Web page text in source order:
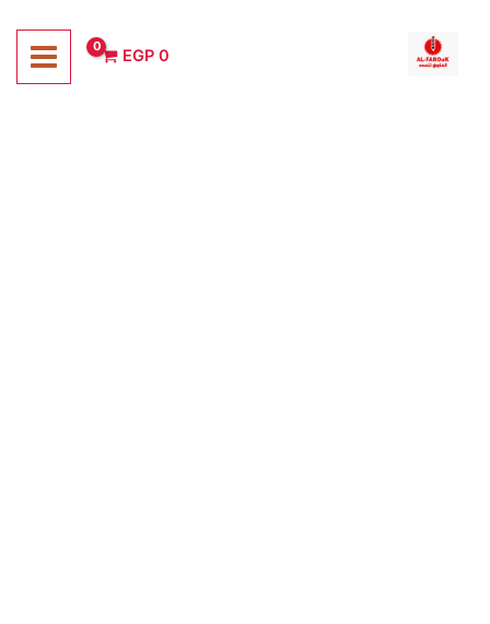
المحتوى
0
EGP